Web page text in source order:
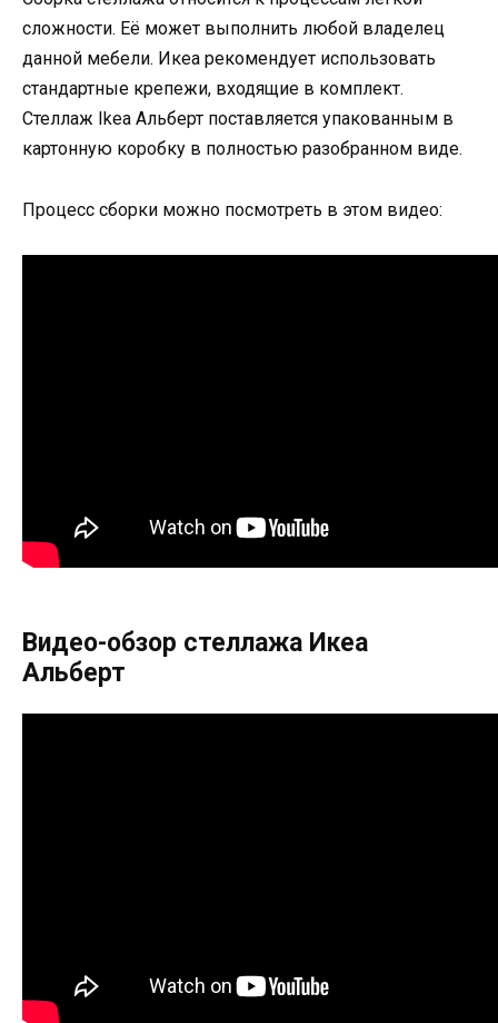
сложности. Её может выполнить любой владелец
данной мебели. Икеа рекомендует использовать
стандартные крепежи, входящие в комплект.
Стеллаж Ikea Альберт поставляется упакованным в
картонную коробку в полностью разобранном виде.
Процесс сборки можно посмотреть в этом видео:
Видео-обзор стеллажа Икеа
Альберт